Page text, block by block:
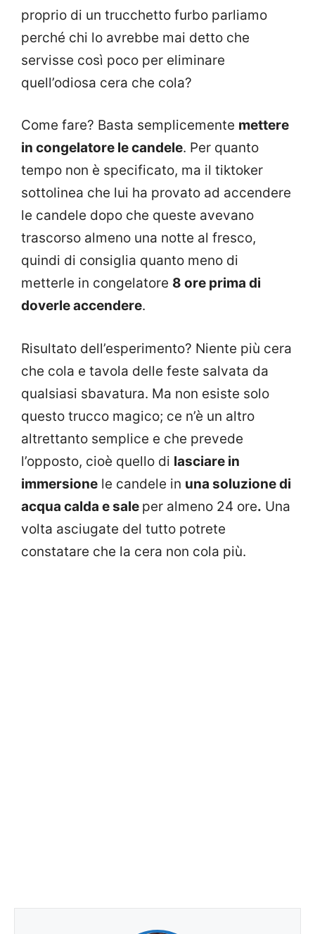
proprio di un trucchetto furbo parliamo
perché chi lo avrebbe mai detto che
servisse così poco per eliminare
quell’odiosa cera che cola?
Come fare? Basta semplicemente mettere
in congelatore le candele. Per quanto
tempo non è specificato, ma il tiktoker
sottolinea che lui ha provato ad accendere
le candele dopo che queste avevano
trascorso almeno una notte al fresco,
quindi di consiglia quanto meno di
metterle in congelatore 8 ore prima di
doverle accendere.
Risultato dell’esperimento? Niente più cera
che cola e tavola delle feste salvata da
qualsiasi sbavatura. Ma non esiste solo
questo trucco magico; ce n’è un altro
altrettanto semplice e che prevede
l’opposto, cioè quello di lasciare in
immersione le candele in una soluzione di
acqua calda e sale per almeno 24 ore. Una
volta asciugate del tutto potrete
constatare che la cera non cola più.